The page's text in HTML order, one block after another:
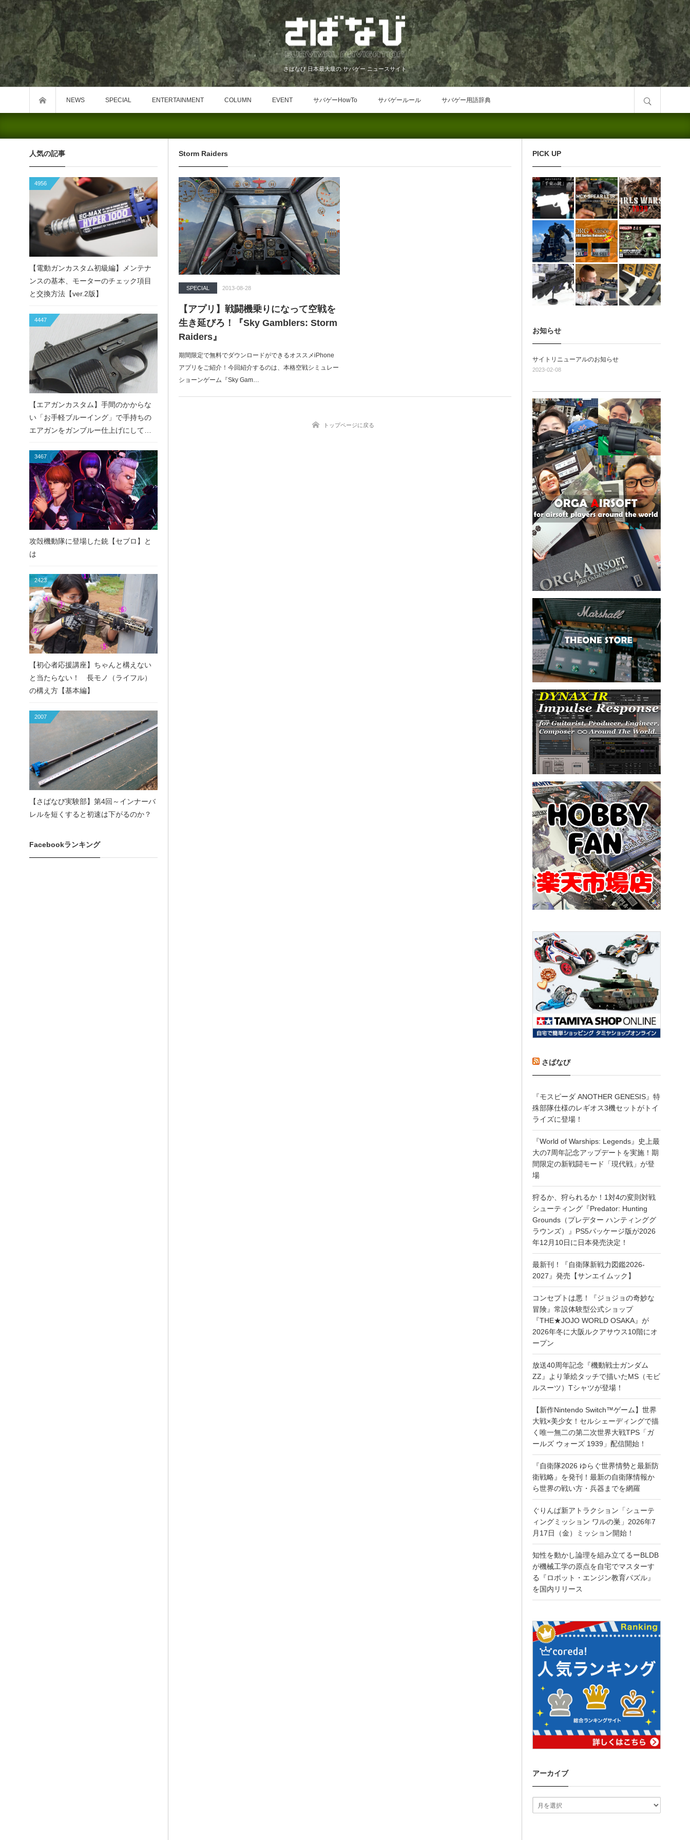
さばなび 日本最大級の サバゲー ニュースサイト
NEWS SPECIAL ENTERTAINMENT COLUMN EVENT サバゲーHowTo サバゲールール サバゲー用語辞典
Storm Raiders
SPECIAL 2013-08-28
【アプリ】戦闘機乗りになって空戦を
生き延びろ！『Sky Gamblers: Storm
Raiders』
期間限定で無料でダウンロードができるオススメiPhone
アプリをご紹介！今回紹介するのは、本格空戦シミュレー
ショーンゲーム『Sky Gam…
トップページに戻る
人気の記事
4956
【電動ガンカスタム初級編】メンテナ
ンスの基本、モーターのチェック項目
と交換方法【ver.2版】
4447
【エアガンカスタム】手間のかからな
い「お手軽ブルーイング」で手持ちの
エアガンをガンブルー仕上げにしてみ
3467
攻殻機動隊に登場した銃【セブロ】と
は
2423
【初心者応援講座】ちゃんと構えない
と当たらない！ 長モノ（ライフル）
の構え方【基本編】
2007
【さばなび実験部】第4回～インナーバ
レルを短くすると初速は下がるのか？
Facebookランキング
PICK UP
お知らせ
サイトリニューアルのお知らせ
2023-02-08
さばなび
『モスピーダ ANOTHER GENESIS』特
殊部隊仕様のレギオス3機セットがトイ
ライズに登場！
『World of Warships: Legends』史上最
大の7周年記念アップデートを実施！期
間限定の新戦闘モード「現代戦」が登
場
狩るか、狩られるか！1対4の変則対戦
シューティング『Predator: Hunting
Grounds（プレデター ハンティンググ
ラウンズ）』PS5パッケージ版が2026
年12月10日に日本発売決定！
最新刊！『自衛隊新戦力図鑑2026-
2027』発売【サンエイムック】
コンセプトは悪！『ジョジョの奇妙な
冒険』常設体験型公式ショップ
『THE★JOJO WORLD OSAKA』が
2026年冬に大阪ルクアサウス10階にオ
ープン
放送40周年記念『機動戦士ガンダム
ZZ』より筆絵タッチで描いたMS（モビ
ルスーツ）Tシャツが登場！
【新作Nintendo Switch™ゲーム】世界
大戦×美少女！セルシェーディングで描
く唯一無二の第二次世界大戦TPS「ガ
ールズ ウォーズ 1939」配信開始！
『自衛隊2026 ゆらぐ世界情勢と最新防
衛戦略』を発刊！最新の自衛隊情報か
ら世界の戦い方・兵器までを網羅
ぐりんぱ新アトラクション「シューテ
ィングミッション ワルの巣」2026年7
月17日（金）ミッション開始！
知性を動かし論理を組み立てるーBLDB
が機械工学の原点を自宅でマスターす
る『ロボット・エンジン教育パズル』
を国内リリース
アーカイブ